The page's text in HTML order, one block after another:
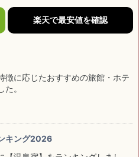
楽天で最安値を確認
徴に応じたおすすめの旅館・ホテ
。
キング2026